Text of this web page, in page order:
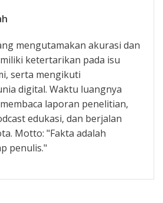
mengutamakan akurasi dan
ketertarikan pada isu
serta mengikuti
digital. Waktu luangnya
laporan penelitian,
edukasi, dan berjalan
Motto: "Fakta adalah
penulis."